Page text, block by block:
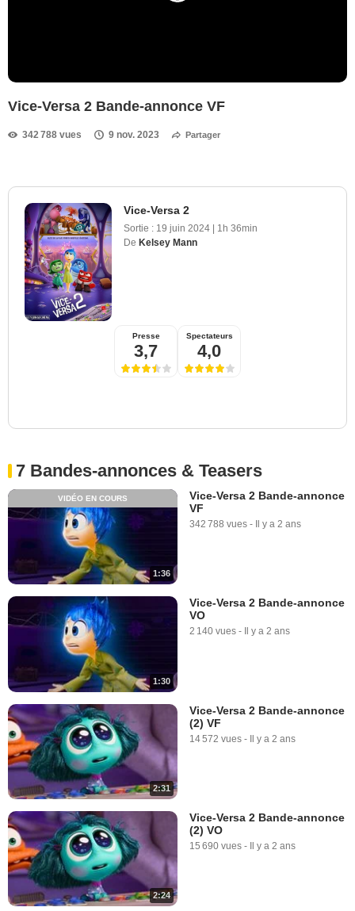
Vice-Versa 2 Bande-annonce VF
342 788 vues 9 nov. 2023 Partager
Vice-Versa 2
Sortie : 19 juin 2024 | 1h 36min
De Kelsey Mann
Presse
3,7
Spectateurs
4,0
7 Bandes-annonces & Teasers
1:36
VIDÉO EN COURS
Vice-Versa 2 Bande-annonce
VF
342 788 vues - Il y a 2 ans
1:30
Vice-Versa 2 Bande-annonce
VO
2 140 vues - Il y a 2 ans
2:31
Vice-Versa 2 Bande-annonce
(2) VF
14 572 vues - Il y a 2 ans
2:24
Vice-Versa 2 Bande-annonce
(2) VO
15 690 vues - Il y a 2 ans